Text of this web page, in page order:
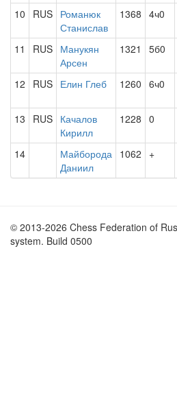
10 RUS Романюк
Станислав
1368 4ч0
11 RUS Манукян
Арсен
1321 5б0
12 RUS Елин Глеб 1260 6ч0
13 RUS Качалов
Кирилл
1228 0
14
Майборода
Даниил
1062 +
© 2013-2026 Chess Federation of
system. Build 0500